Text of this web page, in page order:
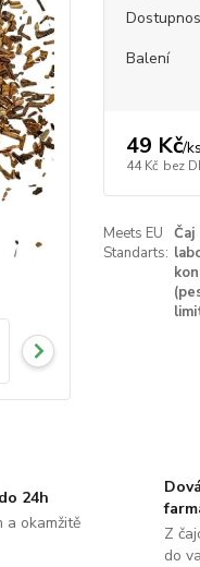
Balení
49 Kč/ks
44 Kč bez
Meets EU
Standarts:
24h
a okamžitě
Z
do